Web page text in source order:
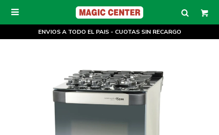

ENVIOS A TODO EL PAIS - CUOTAS SIN RECARGO